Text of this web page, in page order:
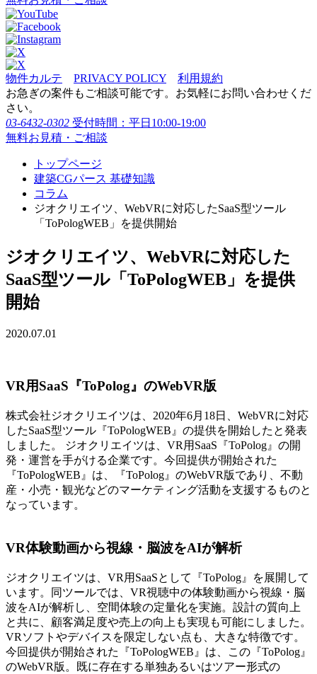
物件カルテ PRIVACY POLICY
利用規約
お急ぎの案件もご相談可能です。お気軽にお問い合わせくだ
さい。
03-6432-0302 受付時間：平日10:00-19:00
無料お見積・ご相談
トップページ
建築CGパース 基礎知識
コラム
ジオクリエイツ、WebVRに対応したSaaS型ツール
「ToPologWEB」を提供開始
ジオクリエイツ、WebVRに対応した
SaaS型ツール「ToPologWEB」を提供
開始
2020.07.01
VR用SaaS『ToPolog』のWebVR版
株式会社ジオクリエイツは、2020年6月18日、WebVRに対応
したSaaS型ツール『ToPologWEB』の提供を開始したと発表
しました。 ジオクリエイツは、VR用SaaS『ToPolog』の開
発・運営を手がける企業です。今回提供が開始された
『ToPologWEB』は、『ToPolog』のWebVR版であり、不動
産・小売・観光などのマーケティング活動を支援するものと
なっています。
VR体験動画から視線・脳波をAIが解析
ジオクリエイツは、VR用SaaSとして『ToPolog』を展開して
います。同ツールでは、VR視聴中の体験動画から視線・脳
波をAIが解析し、空間体験の定量化を実施。設計の質向上
と共に、顧客満足度や売上の向上も実現も可能にしました。
VRソフトやデバイスを限定しない点も、大きな特徴です。
今回提供が開始された『ToPologWEB』は、この『ToPolog』
のWebVR版。既に存在する単独あるいはツアー形式の